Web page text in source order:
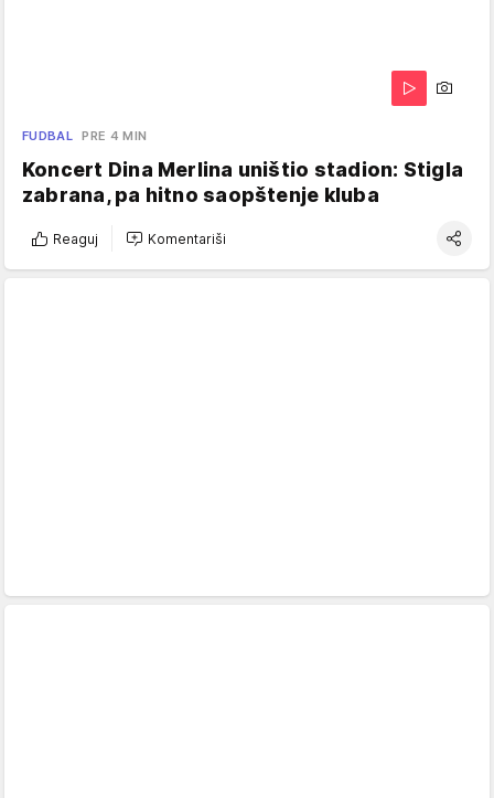
FUDBAL PRE 4 MIN
Koncert Dina Merlina uništio stadion: Stigla
zabrana, pa hitno saopštenje kluba
Reaguj Komentariši